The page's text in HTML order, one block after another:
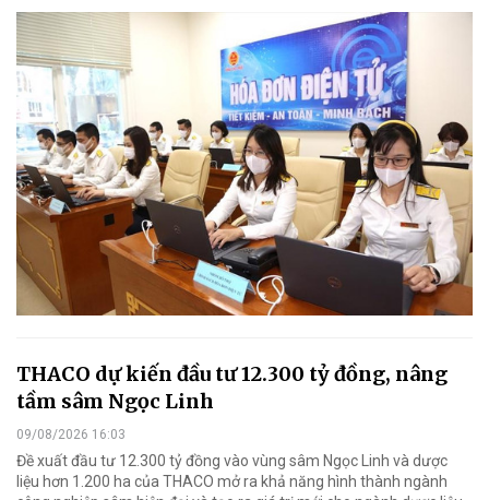
THACO dự kiến đầu tư 12.300 tỷ đồng, nâng
tầm sâm Ngọc Linh
09/08/2026 16:03
Đề xuất đầu tư 12.300 tỷ đồng vào vùng sâm Ngọc Linh và dược
liệu hơn 1.200 ha của THACO mở ra khả năng hình thành ngành